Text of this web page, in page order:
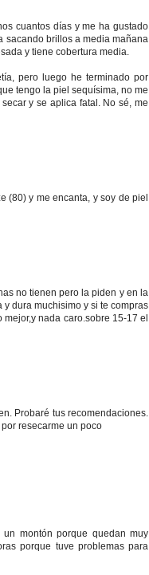
cuantos días y me ha gustado
sacando brillos a media mañana
y tiene cobertura media.
pero luego he terminado por
tengo la piel sequísima, no me
y se aplica fatal. No sé, me
(80) y me encanta, y soy de piel
no tienen pero la piden y en la
dura muchisimo y si te compras
nada caro.sobre 15-17 el
Probaré tus recomendaciones.
resecarme un poco
montón porque quedan muy
porque tuve problemas para